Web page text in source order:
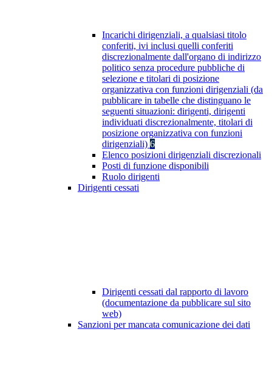
Incarichi dirigenziali, a qualsiasi titolo
conferiti, ivi inclusi quelli conferiti
discrezionalmente dall'organo di indirizzo
politico senza procedure pubbliche di
selezione e titolari di posizione
organizzativa con funzioni dirigenziali (da
pubblicare in tabelle che distinguano le
seguenti situazioni: dirigenti, dirigenti
individuati discrezionalmente, titolari di
posizione organizzativa con funzioni
dirigenziali) 6
Elenco posizioni dirigenziali discrezionali
Posti di funzione disponibili
Ruolo dirigenti
Dirigenti cessati
Dirigenti cessati dal rapporto di lavoro
(documentazione da pubblicare sul sito
web)
Sanzioni per mancata comunicazione dei dati